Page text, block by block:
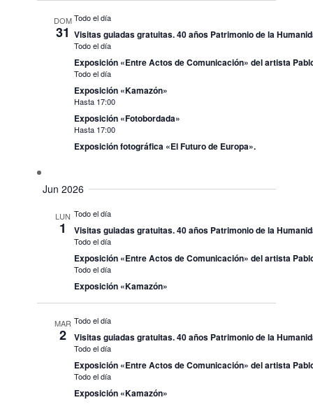
DOM
31
Todo el día
Visitas guiadas gratuitas. 40 años Patrimonio de la
Todo el día
Exposición «Entre Actos de Comunicación» del artista
Todo el día
Exposición «Kamazón»
Hasta 17:00
Exposición «Fotobordada»
Hasta 17:00
Exposición fotográfica «El Futuro de Europa».
Jun 2026
LUN
1
Todo el día
Visitas guiadas gratuitas. 40 años Patrimonio de la
Todo el día
Exposición «Entre Actos de Comunicación» del artista
Todo el día
Exposición «Kamazón»
MAR
2
Todo el día
Visitas guiadas gratuitas. 40 años Patrimonio de la
Todo el día
Exposición «Entre Actos de Comunicación» del artista
Todo el día
Exposición «Kamazón»